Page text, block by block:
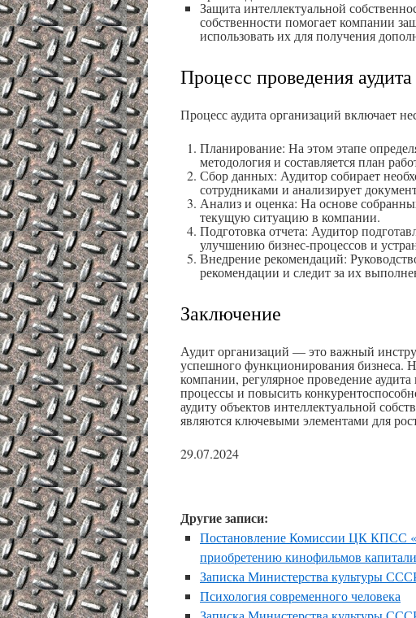
Защита интеллектуальной
собственности помогает компании
использовать их для получения
Процесс проведения аудита
Процесс аудита организаций включает
Планирование: На этом этапе
методология и составляется план
Сбор данных: Аудитор собирает
сотрудниками и анализирует
Анализ и оценка: На основе
текущую ситуацию в компании.
Подготовка отчета: Аудитор
улучшению бизнес-процессов и
Внедрение рекомендаций:
рекомендации и следит за их
Заключение
Аудит организаций — это важный
успешного функционирования бизнеса.
компании, регулярное проведение
процессы и повысить
аудиту объектов интеллектуальной
являются ключевыми элементами для
29.07.2024
Другие записи:
Постановление Комиссии ЦК КПСС
приобретению кинофильмов
Записка Министерства культуры
Психология современного человека